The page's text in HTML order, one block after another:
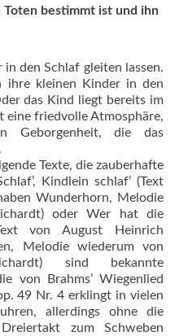
bestimmt ist und ihn
den Schlaf gleiten lassen.
ihre kleinen Kinder in den
das Kind liegt bereits im
eine friedvolle Atmosphäre,
Geborgenheit, die das
Texte, die zauberhafte
Kindlein schlaf’ (Text
Wunderhorn, Melodie
oder Wer hat die
von August Heinrich
Melodie wiederum von
sind bekannte
von Brahms’ Wiegenlied
49 Nr. 4 erklingt in vielen
­allerdings ohne die
zum Schweben